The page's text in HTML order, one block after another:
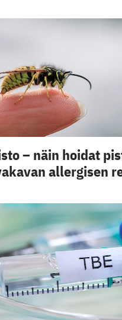
– näin hoidat
allergisen